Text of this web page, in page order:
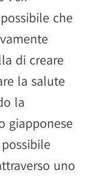
che
di creare
la salute
la
giapponese
uno